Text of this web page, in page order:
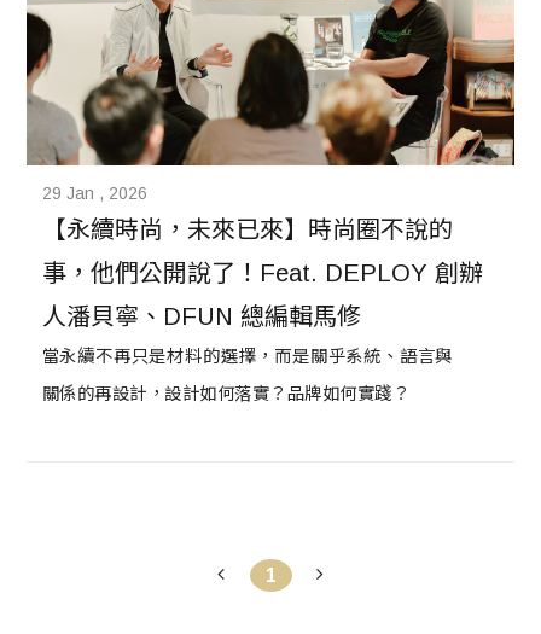
們 Contact Us
29 Jan , 2026
【永續時尚，未來已來】時尚圈不說的
事，他們公開說了！Feat. DEPLOY 創辦
人潘貝寧、DFUN 總編輯馬修
當永續不再只是材料的選擇，而是關乎系統、語言與
關係的再設計，設計如何落實？品牌如何實踐？
1